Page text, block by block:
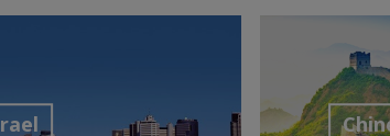
Découvrir la destination